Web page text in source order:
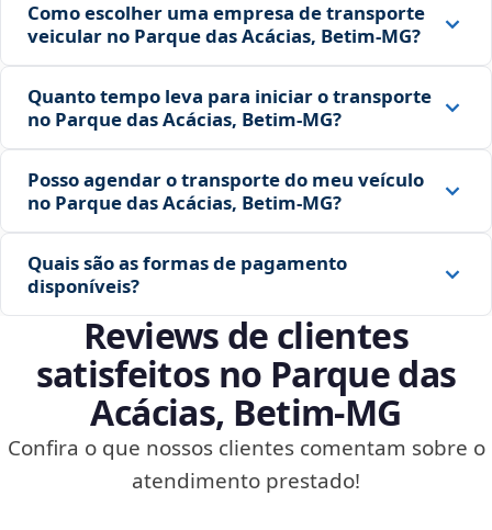
Como escolher uma empresa de transporte
veicular no Parque das Acácias, Betim‑MG?
Quanto tempo leva para iniciar o transporte
no Parque das Acácias, Betim‑MG?
Posso agendar o transporte do meu veículo
no Parque das Acácias, Betim‑MG?
Quais são as formas de pagamento
disponíveis?
Reviews de clientes
satisfeitos no Parque das
Acácias, Betim‑MG
Confira o que nossos clientes comentam sobre o
atendimento prestado!